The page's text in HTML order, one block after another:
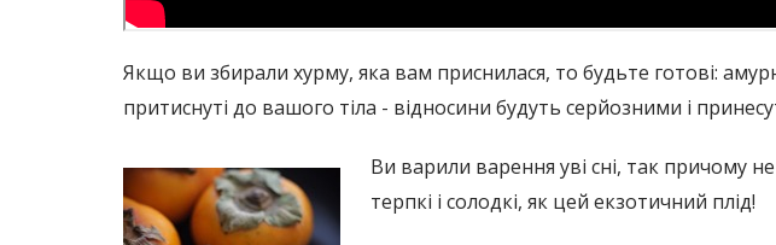
Якщо ви збирали хурму, яка вам приснилася, то будьте готові:
притиснуті до вашого тіла - відносини будуть серйозними і
Ви варили варення уві сні, так причому
терпкі і солодкі, як цей екзотичний плід!